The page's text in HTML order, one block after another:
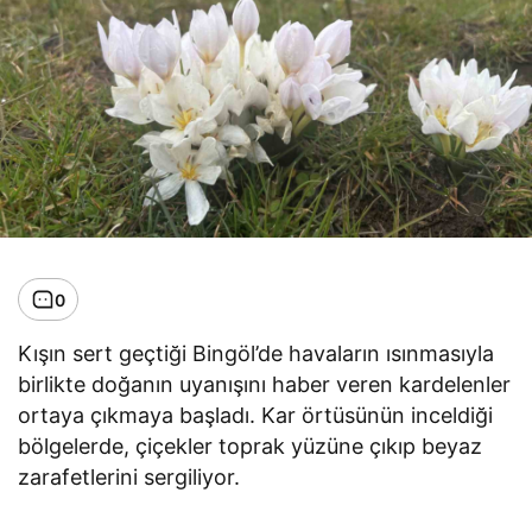
0
Kışın sert geçtiği Bingöl’de havaların ısınmasıyla
birlikte doğanın uyanışını haber veren kardelenler
ortaya çıkmaya başladı. Kar örtüsünün inceldiği
bölgelerde, çiçekler toprak yüzüne çıkıp beyaz
zarafetlerini sergiliyor.